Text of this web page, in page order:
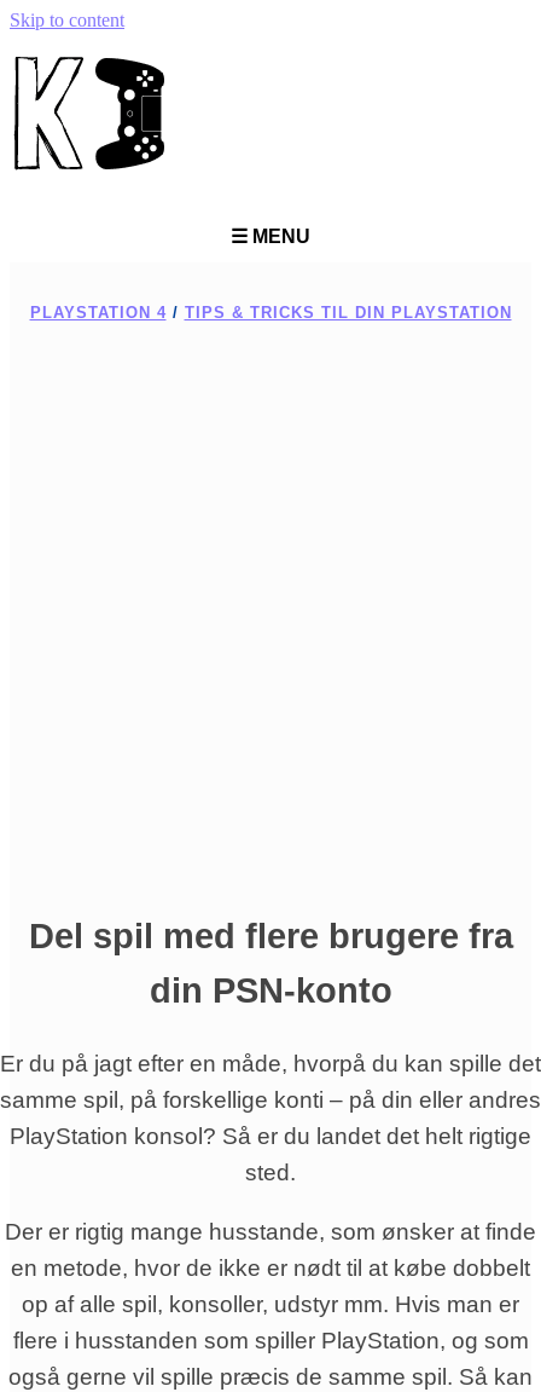
Skip to content
☰ MENU
PLAYSTATION 4 / TIPS & TRICKS TIL DIN PLAYSTATION
Del spil med flere brugere fra
din PSN-konto
Er du på jagt efter en måde, hvorpå du kan spille det
samme spil, på forskellige konti – på din eller andres
PlayStation konsol? Så er du landet det helt rigtige
sted.
Der er rigtig mange husstande, som ønsker at finde
en metode, hvor de ikke er nødt til at købe dobbelt
op af alle spil, konsoller, udstyr mm. Hvis man er
flere i husstanden som spiller PlayStation, og som
også gerne vil spille præcis de samme spil. Så kan